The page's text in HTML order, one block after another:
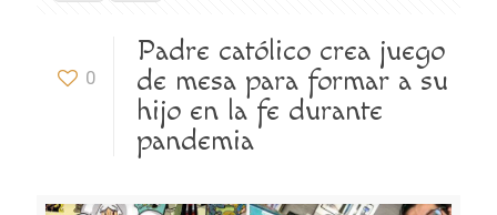
0
Padre católico crea juego
de mesa para formar a su
hijo en la fe durante
pandemia